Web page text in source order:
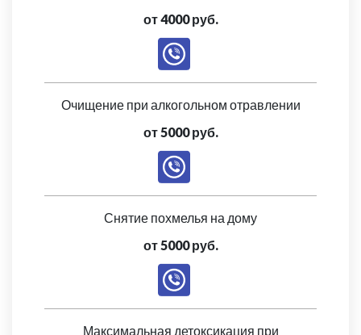
от 4000 руб.
Очищение при алкогольном отравлении
от 5000 руб.
Снятие похмелья на дому
от 5000 руб.
Максимальная детоксикация при